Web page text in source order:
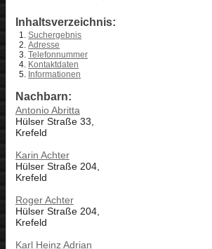
Inhaltsverzeichnis:
Suchergebnis
Adresse
Telefonnummer
Kontaktdaten
Informationen
Nachbarn:
Antonio Abritta
Hülser Straße 33,
Krefeld
Karin Achter
Hülser Straße 204,
Krefeld
Roger Achter
Hülser Straße 204,
Krefeld
Karl Heinz Adrian